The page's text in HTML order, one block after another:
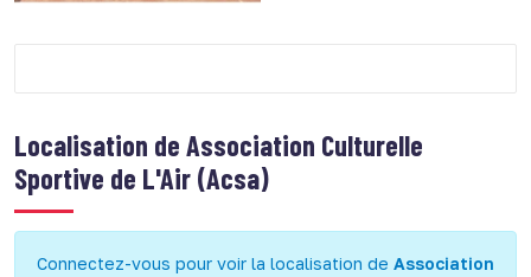
Localisation de Association Culturelle
Sportive de L'Air (Acsa)
Connectez-vous pour voir la localisation de Association